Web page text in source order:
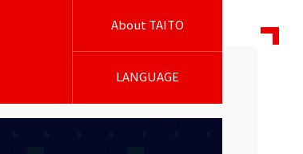
About TAITO
LANGUAGE